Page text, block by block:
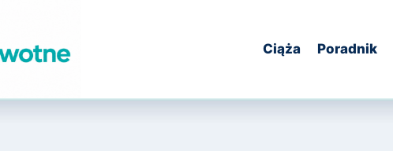
Ciąża Poradnik